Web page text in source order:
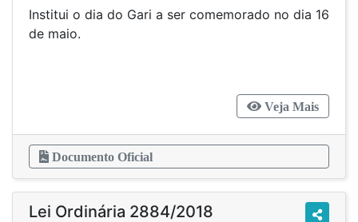
Institui o dia do Gari a ser comemorado no dia 16
de maio.
Veja Mais
Documento Oficial
Lei Ordinária 2884/2018